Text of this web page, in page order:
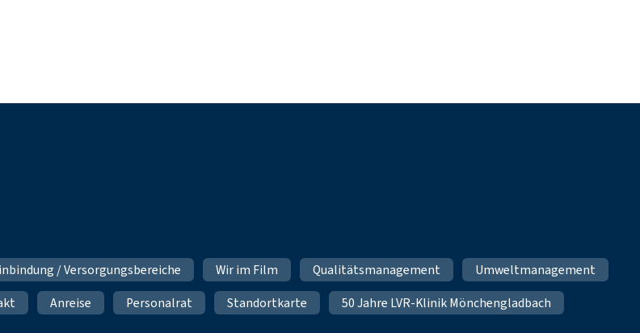
/ Versorgungsbereiche Wir im Film Qualitätsmanagement
Umweltmanagement
Anreise Personalrat Standortkarte 50 Jahre LVR-Klinik Mönchengladbach